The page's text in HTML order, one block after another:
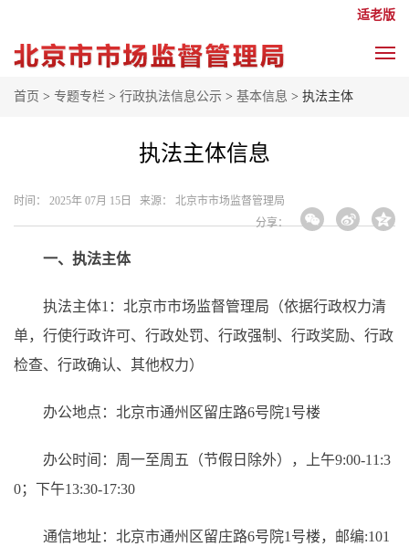
适老版
首页 > 专题专栏 > 行政执法信息公示 > 基本信息 > 执法主体
执法主体信息
时间： 2025年 07月 15日 来源： 北京市市场监督管理局
分享：
一、执法主体
执法主体1：北京市市场监督管理局（依据行政权力清
单，行使行政许可、行政处罚、行政强制、行政奖励、行政
检查、行政确认、其他权力）
办公地点：北京市通州区留庄路6号院1号楼
办公时间：周一至周五（节假日除外），上午9:00-11:3
0；下午13:30-17:30
通信地址：北京市通州区留庄路6号院1号楼，邮编:101